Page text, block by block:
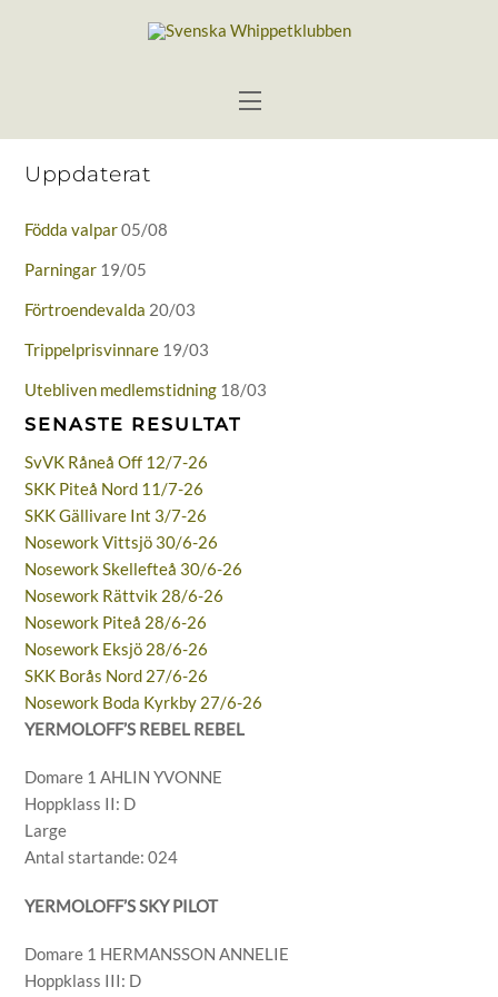
Menu
Uppdaterat
Födda valpar05/08
Parningar 19/05
Förtroendevalda 20/03
Trippelprisvinnare 19/03
Utebliven medlemstidning 18/03
SENASTE RESULTAT
SvVK Råneå Off 12/7-26
SKK Piteå Nord 11/7-26
SKK Gällivare Int 3/7-26
Nosework Vittsjö 30/6-26
Nosework Skellefteå 30/6-26
Nosework Rättvik 28/6-26
Nosework Piteå 28/6-26
Nosework Eksjö 28/6-26
SKK Borås Nord 27/6-26
Nosework Boda Kyrkby 27/6-26
YERMOLOFF’S REBEL REBEL
Domare 1 AHLIN YVONNE
Hoppklass II: D
Large
Antal startande: 024
YERMOLOFF’S SKY PILOT
Domare 1 HERMANSSON ANNELIE
Hoppklass III: D